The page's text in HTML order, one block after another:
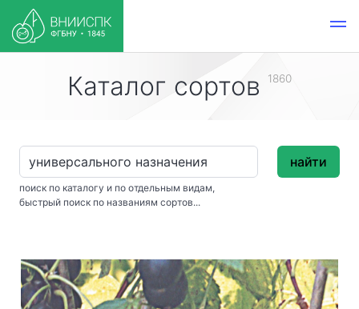
Каталог сортов 1860
поиск по каталогу и по отдельным видам,
быстрый поиск по названиям сортов...
найти